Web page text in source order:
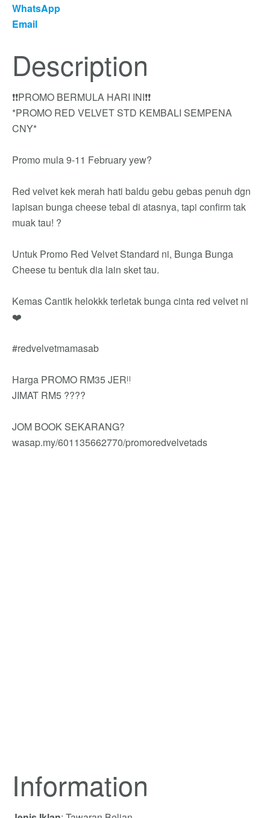
WhatsApp
Email
Description
❗❗PROMO BERMULA HARI INI❗❗
*PROMO RED VELVET STD KEMBALI SEMPENA
CNY*
Promo mula 9-11 February yew?
Red velvet kek merah hati baldu gebu gebas penuh dgn
lapisan bunga cheese tebal di atasnya, tapi confirm tak
muak tau! ?
Untuk Promo Red Velvet Standard ni, Bunga Bunga
Cheese tu bentuk dia lain sket tau.
Kemas Cantik helokkk terletak bunga cinta red velvet ni
❤️
#redvelvetmamasab
Harga PROMO RM35 JER‼️
JIMAT RM5 ????
JOM BOOK SEKARANG?
wasap.my/601135662770/promoredvelvetads
Information